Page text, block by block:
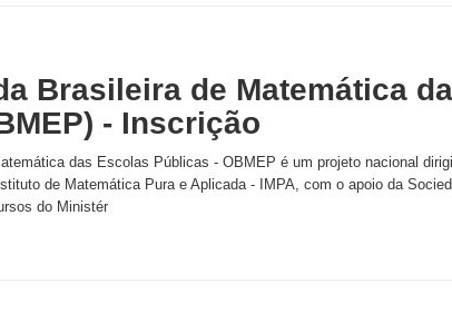
Brasileira de Matemática
- Inscrição
das Escolas Públicas - OBMEP é um projeto nacional
de Matemática Pura e Aplicada - IMPA, com o apoio da
do Ministér